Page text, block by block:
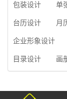
包装设计 单
台历设计 月
企业形象设计
目录设计 画